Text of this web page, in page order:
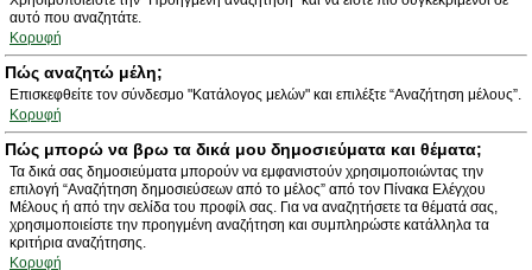
αυτό που αναζητάτε.
Κορυφή
Πώς αναζητώ μέλη;
Επισκεφθείτε τον σύνδεσμο "Κατάλογος μελών" και επιλέξτε “Αναζήτηση μέλους”.
Κορυφή
Πώς μπορώ να βρω τα δικά μου δημοσιεύματα και θέματα;
Τα δικά σας δημοσιεύματα μπορούν να εμφανιστούν χρησιμοποιώντας την
επιλογή “Αναζήτηση δημοσιεύσεων από το μέλος” από τον Πίνακα Ελέγχου
Μέλους ή από την σελίδα του προφίλ σας. Για να αναζητήσετε τα θέματά σας,
χρησιμοποιείστε την προηγμένη αναζήτηση και συμπληρώστε κατάλληλα τα
κριτήρια αναζήτησης.
Κορυφή